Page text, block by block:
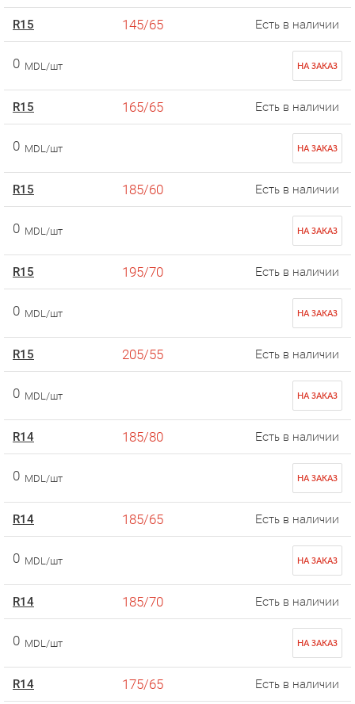
R15 145/65 Есть в наличии
0 MDL/шт НА ЗАКАЗ
R15 165/65 Есть в наличии
0 MDL/шт НА ЗАКАЗ
R15 185/60 Есть в наличии
0 MDL/шт НА ЗАКАЗ
R15 195/70 Есть в наличии
0 MDL/шт НА ЗАКАЗ
R15 205/55 Есть в наличии
0 MDL/шт НА ЗАКАЗ
R14 185/80 Есть в наличии
0 MDL/шт НА ЗАКАЗ
R14 185/65 Есть в наличии
0 MDL/шт НА ЗАКАЗ
R14 185/70 Есть в наличии
0 MDL/шт НА ЗАКАЗ
R14 175/65 Есть в наличии